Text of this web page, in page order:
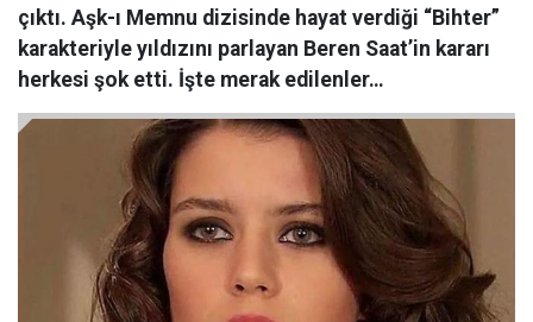
çıktı. Aşk-ı Memnu dizisinde hayat verdiği “Bihter”
karakteriyle yıldızını parlayan Beren Saat’in kararı
herkesi şok etti. İşte merak edilenler…